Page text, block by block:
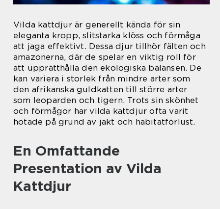
Vilda kattdjur är generellt kända för sin
eleganta kropp, slitstarka klöss och förmåga
att jaga effektivt. Dessa djur tillhör fälten och
amazonerna, där de spelar en viktig roll för
att upprätthålla den ekologiska balansen. De
kan variera i storlek från mindre arter som
den afrikanska guldkatten till större arter
som leoparden och tigern. Trots sin skönhet
och förmågor har vilda kattdjur ofta varit
hotade på grund av jakt och habitatförlust.
En Omfattande
Presentation av Vilda
Kattdjur